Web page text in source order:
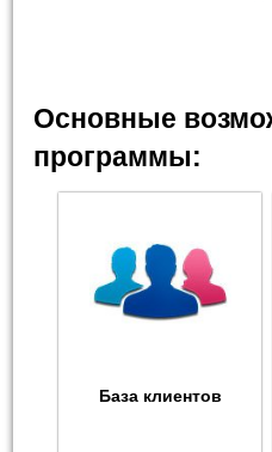
Основные
программы:
База клиентов